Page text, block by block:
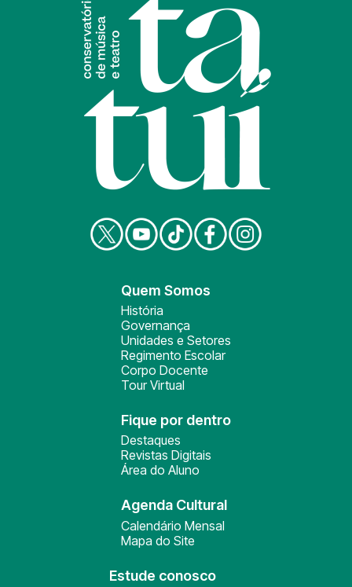
Quem Somos
História
Governança
Unidades e Setores
Regimento Escolar
Corpo Docente
Tour Virtual
Fique por dentro
Destaques
Revistas Digitais
Área do Aluno
Agenda Cultural
Calendário Mensal
Mapa do Site
Estude conosco